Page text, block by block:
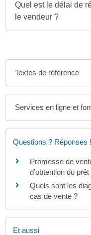
Quel est le délai de
le vendeur ?
Textes de référence
Services en ligne et
Questions ? Réponses !
Promesse de
d’obtention du
Quels sont les
cas de vente ?
Et aussi